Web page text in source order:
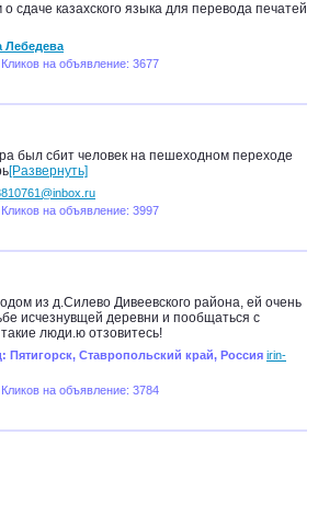
сдаче казахского языка для перевода печатей
Лебедева
на объявление: 3677
был сбит человек на пешеходном переходе
[Развернуть]
на объявление: 3997
из д.Силево Дивеевского района, ей очень
исчезнувщей деревни и пообщаться с
люди.ю отзовитесь!
Пятигорск, Ставропольский край, Россия irin-
на объявление: 3784